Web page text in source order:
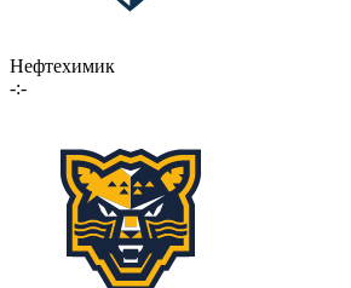
Нефтехимик
-:-